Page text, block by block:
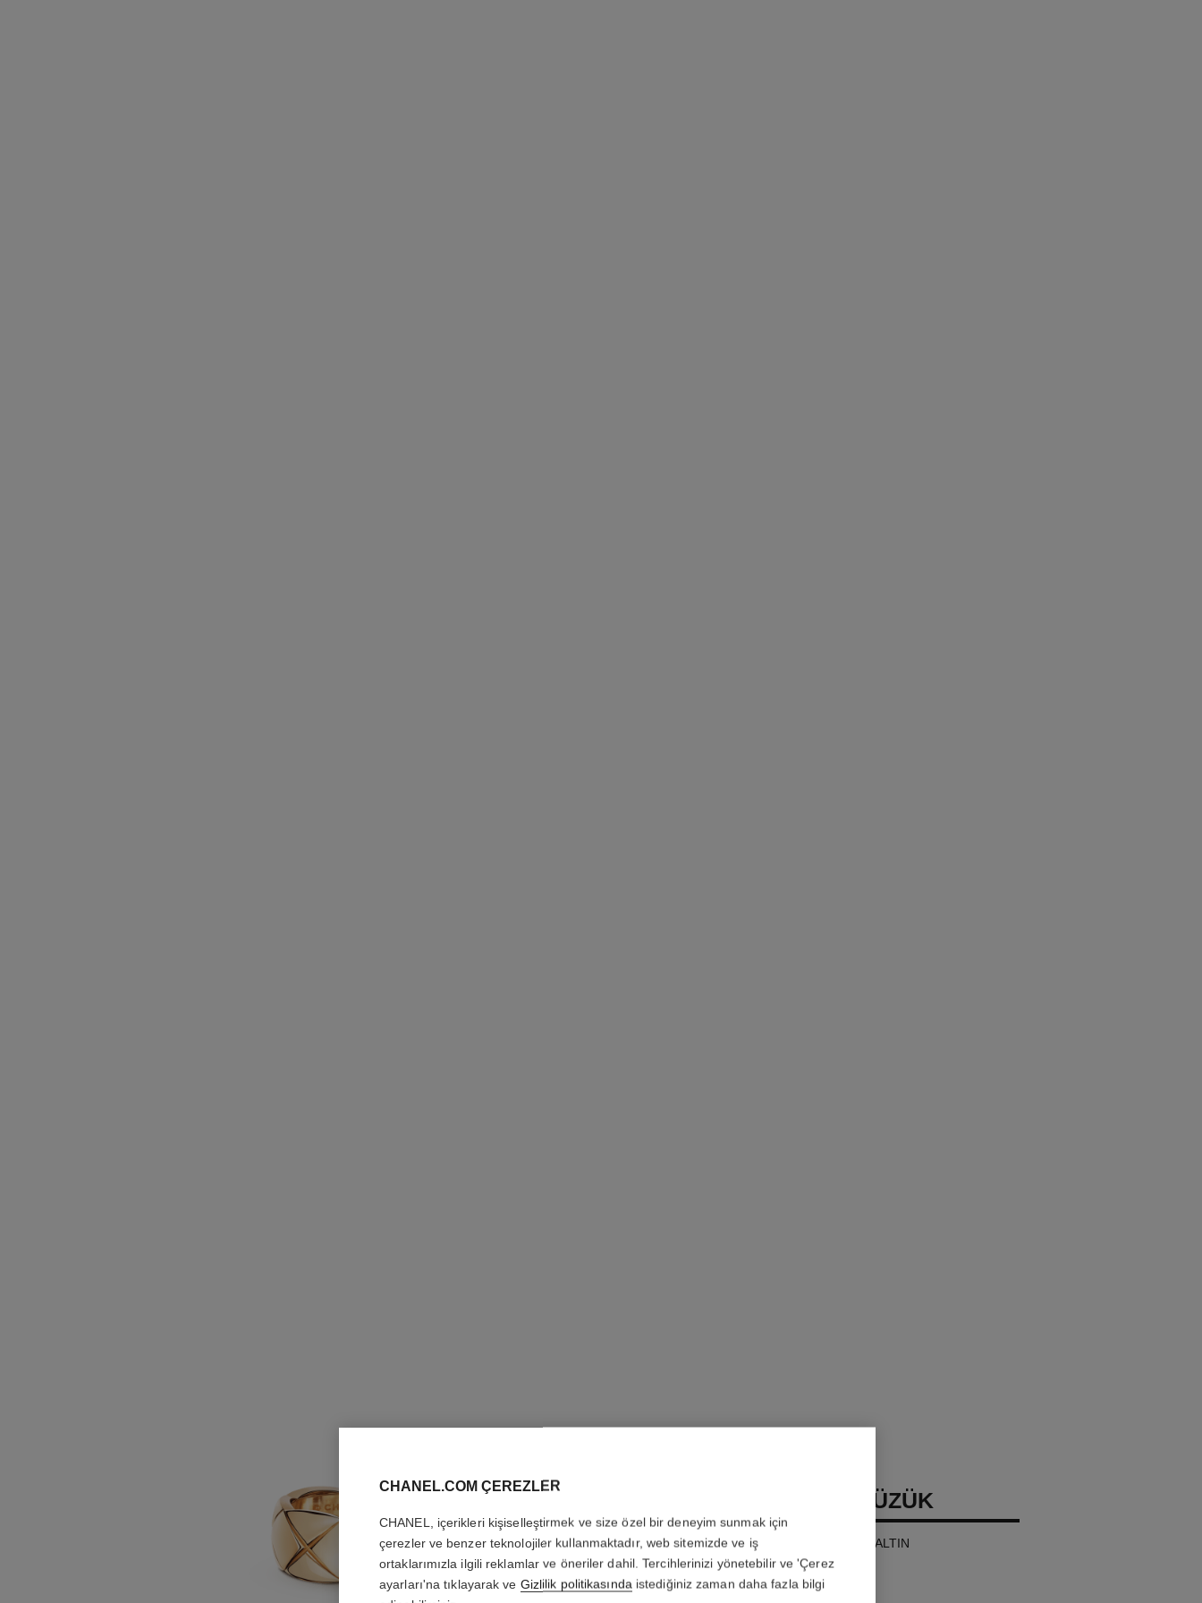
COCO CRUSH YÜZÜK
Kapitone motif, small, 18K BEJ ALTIN
Daha fazla ayrıntı
Ref. J10818
CHANEL.COM ÇEREZLER
CHANEL, içerikleri kişiselleştirmek ve size özel bir deneyim sunmak için
çerezler ve benzer teknolojiler kullanmaktadır, web sitemizde ve iş
ortaklarımızla ilgili reklamlar ve öneriler dahil. Tercihlerinizi yönetebilir ve 'Çerez
ayarları'na tıklayarak ve Gizlilik politikasındaistediğiniz zaman daha fazla bilgi